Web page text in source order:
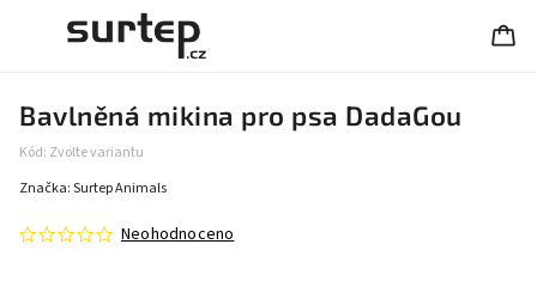
Bavlněná mikina pro psa DadaGou
Kód: Zvolte variantu
Neohodnoceno
Značka:Surtep Animals